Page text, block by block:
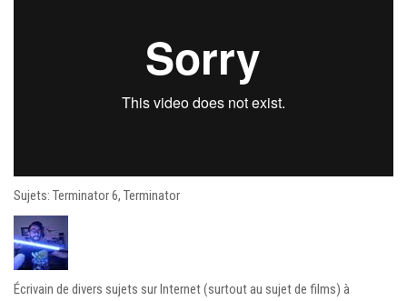
Sujets: Terminator 6, Terminator
Écrivain de divers sujets sur Internet (surtout au sujet de films) à